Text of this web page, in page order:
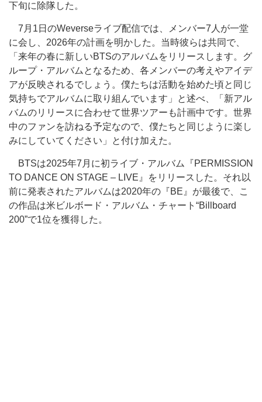
下旬に除隊した。
7月1日のWeverseライブ配信では、メンバー7人が一堂
に会し、2026年の計画を明かした。当時彼らは共同で、
「来年の春に新しいBTSのアルバムをリリースします。グ
ループ・アルバムとなるため、各メンバーの考えやアイデ
アが反映されるでしょう。僕たちは活動を始めた頃と同じ
気持ちでアルバムに取り組んでいます」と述べ、「新アル
バムのリリースに合わせて世界ツアーも計画中です。世界
中のファンを訪ねる予定なので、僕たちと同じように楽し
みにしていてください」と付け加えた。
BTSは2025年7月に初ライブ・アルバム『PERMISSION
TO DANCE ON STAGE – LIVE』をリリースした。それ以
前に発表されたアルバムは2020年の『BE』が最後で、こ
の作品は米ビルボード・アルバム・チャート“Billboard
200”で1位を獲得した。